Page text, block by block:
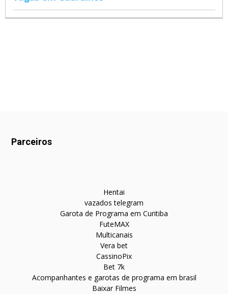
Parceiros
Hentai
vazados telegram
Garota de Programa em Curitiba
FuteMAX
Multicanais
Vera bet
CassinoPix
Bet 7k
Acompanhantes e garotas de programa em brasil
Baixar Filmes